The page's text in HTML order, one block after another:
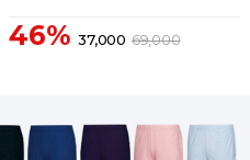
46% 37,000 69,000